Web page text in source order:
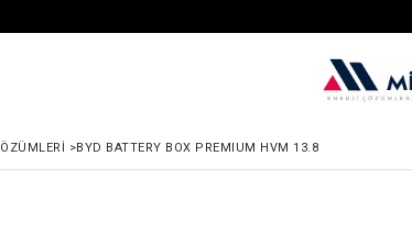
>BYD BATTERY BOX PREMIUM HVM 13.8